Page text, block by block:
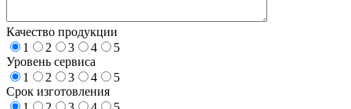
Качество продукции
1
2 3 4
5
Уровень сервиса
1
2 3 4
5
Срок изготовления